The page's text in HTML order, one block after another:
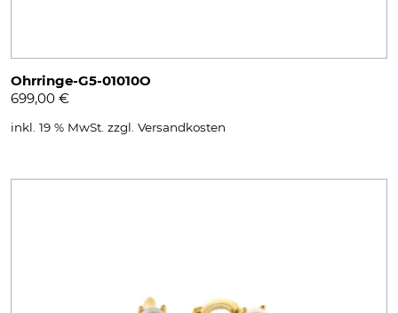
Ohrringe-G5-01010O
699,00 €
inkl. 19 % MwSt. zzgl. Versandkosten